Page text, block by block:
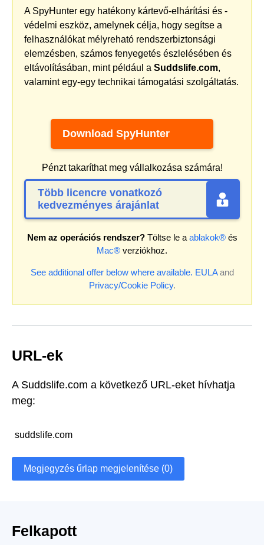
A SpyHunter egy hatékony kártevő-elhárítási és -
védelmi eszköz, amelynek célja, hogy segítse a
felhasználókat mélyreható rendszerbiztonsági
elemzésben, számos fenyegetés észlelésében és
eltávolításában, mint például a Suddslife.com,
valamint egy-egy technikai támogatási szolgáltatás.
Download SpyHunter
Pénzt takaríthat meg vállalkozása számára!
Több licencre vonatkozó
kedvezményes árajánlat
Nem az operációs rendszer?Töltse le aablakok®és
Mac® verziókhoz.
See additional offer below where available. EULAand
Privacy/Cookie Policy.
URL-ek
A Suddslife.com a következő URL-eket hívhatja
meg:
suddslife.com
Megjegyzés űrlap megjelenítése (0)
Felkapott